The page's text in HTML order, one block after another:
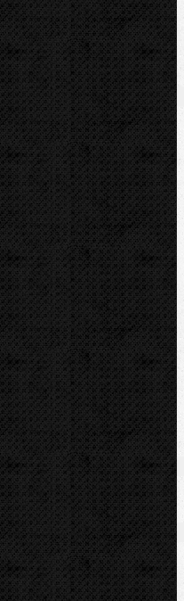
60-70/C-76-89.